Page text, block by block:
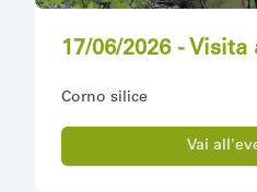
17/06/2026 - Visita
Corno silice
Vai